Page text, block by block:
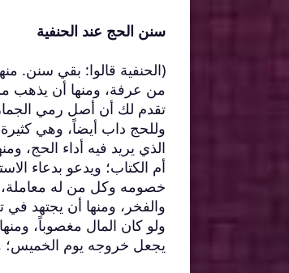
سنن الحج عند الحنفية
(الحنفية قالوا: بقي سنن.
من عرفة، ومنها أن يذهب
تقدم لك أن أصل رمي
وللحج داب أيضاً، وهي
الذي يريد فيه أداء الحج،
أم الكتاب؛ ويدعو بدعاء
خصومه وكل من له معاملة،
والفخر، ومنها أن يجتهد
ولو كان المال مغصوباً،
يجعل خروجه يوم الخميس؛